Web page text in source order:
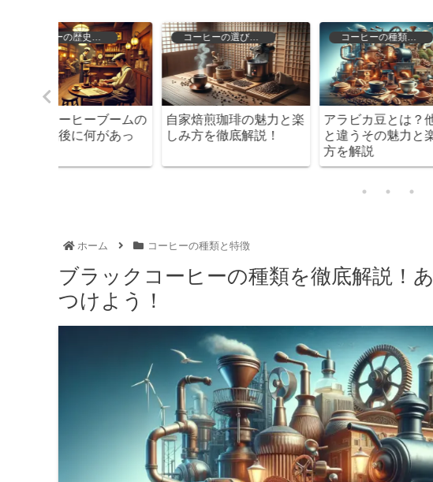
コーヒーの種類と特徴
アラビカ豆とは？他の豆
と違うその魅力と楽しみ
コーヒーの歴史と文化
コーヒーの新たな発見！
歴史から抽出方法まで徹
最高の
に入れ
ホーム コーヒーの種類と特徴
ブラックコーヒーの種類を徹底解説！
つけよう！